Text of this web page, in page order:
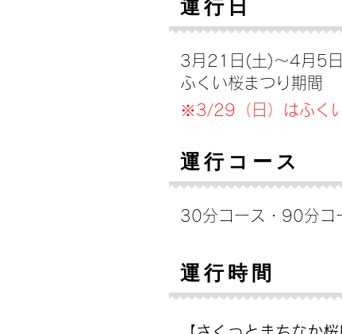
​運行日
3月21日(土)～4月5日
ふくい桜まつり期間
※3/29（日）はふく
運行コース​
30分コース・90分コ
運行時間